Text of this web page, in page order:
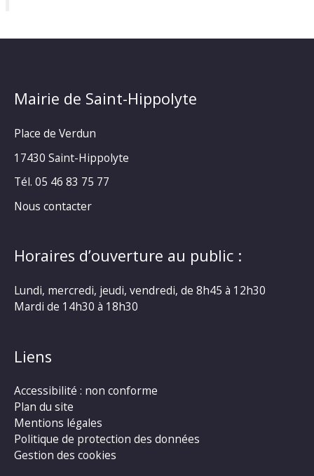
Mairie de Saint-Hippolyte
Place de Verdun
17430 Saint-Hippolyte
Tél. 05 46 83 75 77
Nous contacter
Horaires d’ouverture au public :
Lundi, mercredi, jeudi, vendredi, de 8h45 à 12h30
Mardi de 14h30 à 18h30
Liens
Accessibilité : non conforme
Plan du site
Mentions légales
Politique de protection des données
Gestion des cookies